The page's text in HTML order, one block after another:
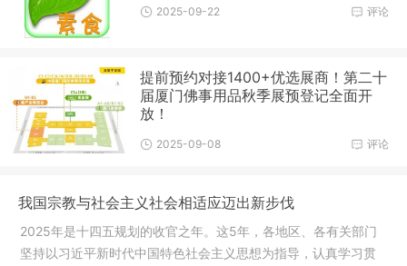
评论
2025-09-22
提前预约对接1400+优选展商！第二十
届厦门佛事用品秋季展预登记全面开
放！
评论
2025-09-08
我国宗教与社会主义社会相适应迈出新步伐
2025年是十四五规划的收官之年。这5年，各地区、各有关部门
坚持以习近平新时代中国特色社会主义思想为指导，认真学习贯